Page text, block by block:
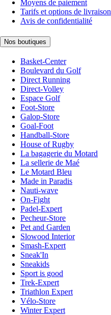
Moyens de paiement
Tarifs et options de livraison
Avis de confidentialité
Nos boutiques
Basket-Center
Boulevard du Golf
Direct Running
Direct-Volley
Espace Golf
Foot-Store
Galop-Store
Goal-Foot
Handball-Store
House of Rugby
La bagagerie du Motard
La sellerie de Maé
Le Motard Bleu
Made in Paradis
Nauti-wave
On-Fight
Padel-Expert
Pecheur-Store
Pet and Garden
Slowood Interior
Smash-Expert
Sneak'In
Sneakids
Sport is good
Trek-Expert
Triathlon Expert
Vélo-Store
Winter Expert